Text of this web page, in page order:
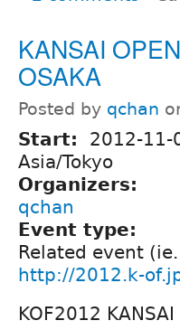
KANSAI
OSAKA
Posted by qchan
Start: 2012-11-
Asia/Tokyo
Organizers:
qchan
Event type:
Related event
http://2012.k-
KOF2012